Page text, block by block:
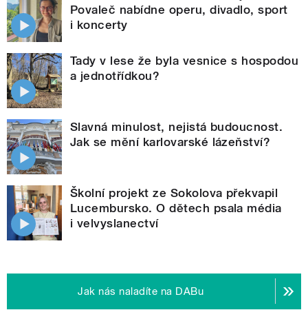
Povaleč nabídne operu, divadlo, sport
i koncerty
Tady v lese že byla vesnice s hospodou
a jednotřídkou?
Slavná minulost, nejistá budoucnost.
Jak se mění karlovarské lázeňství?
Školní projekt ze Sokolova překvapil
Lucembursko. O dětech psala média
i velvyslanectví
Jak nás naladíte na DABu